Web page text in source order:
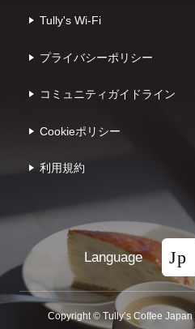
Tully's Wi-Fi
プライバシーポリシー
コミュニティガイドライン
Cookieポリシー
利⽤規約
Language
Copyright © Tullyʼs Coffee